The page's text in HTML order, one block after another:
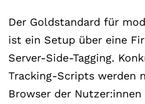
Der Goldstandard für
ist ein Setup über eine
Server-Side-Tagging.
Tracking-Scripts werden
Browser der